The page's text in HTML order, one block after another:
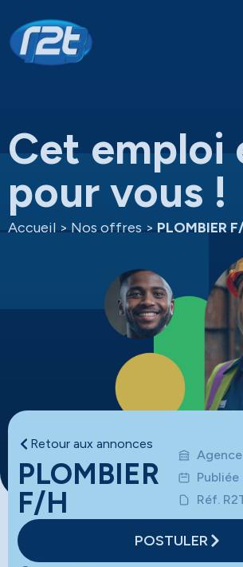
Cet emploi
pour vous !
Accueil > Nos offres > PLOMBIER
Retour aux annonces
PLOMBIER
F/H
Réf.
POSTULER